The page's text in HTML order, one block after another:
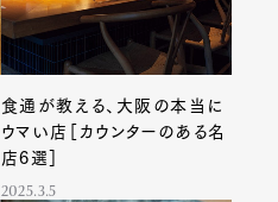
食通が教える、大阪の本当に
ウマい店［カウンターのある名
店6選］
2025.3.5